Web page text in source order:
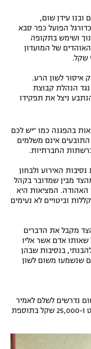
עידן שום,
הפועל כפר סבא
ושימש בתקופה
של המועדון
איסור לשון הרע.
הנהלת קבוצת
ניצל את תפקידו
בהפגנה כמו "יש לכם
אינם משלמים
החברתיות.
האירוע ולבחון
מבין שמדובר בקהל
האהודה. המציאות היא
וביטויים לא נעימים
מקבל את הדברים
אדם אשר אליו
בנסיבות שבהן
שנשמעו משום לשון
נדרשים לשלם לאמיר
אסטליין 5,000 ש"ח עבור הוצאות משפט ו-25,000 שקל בתוספת